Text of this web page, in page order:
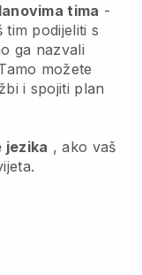
tima -
tim podijeliti s
ga nazvali
možete
i spojiti plan
jezika , ako vaš